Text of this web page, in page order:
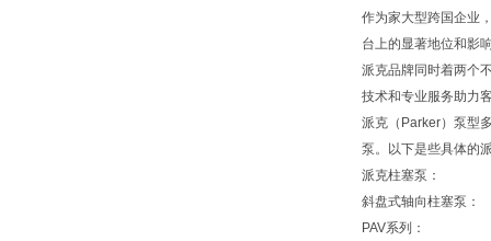
作为家大型跨国企业
台上的显著地位和影
派克品牌同时着两个
技术和专业服务助力
派克（Parker）泵型
泵。以下是些具体的
派克柱塞泵：
斜盘式轴向柱塞泵：
PAV系列：